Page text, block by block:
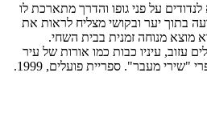
על פני גופו והדרך מתארכת לו
בתוך יער ובקושי מצליח לראות את
מוצא מנוחה זמנית בבית השחי.
עזוב, עיניו כבות כמו אורות של עיר
מעבר". ספריית פועלים, 1999.